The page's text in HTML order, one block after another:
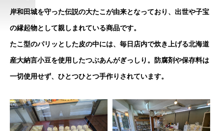
岸和田城を守った伝説の大たこが由来となっており、出世や子宝
の縁起物として親しまれている商品です。
たこ型のパリッとした皮の中には、毎日店内で炊き上げる北海道
産大納言小豆を使用したつぶあんがぎっしり。防腐剤や保存料は
一切使用せず、ひとつひとつ手作りされています。